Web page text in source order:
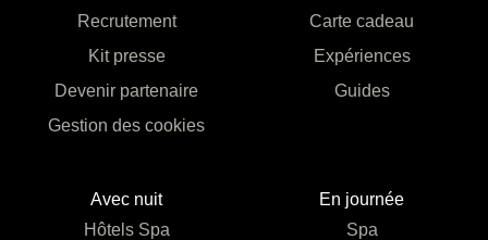
Recrutement
Kit presse
Devenir partenaire
Gestion des cookies
Carte cadeau
Expériences
Guides
Avec nuit
Hôtels Spa
En journée
Spa